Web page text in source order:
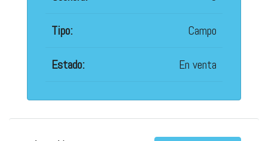
Tipo: Campo
Estado: En venta